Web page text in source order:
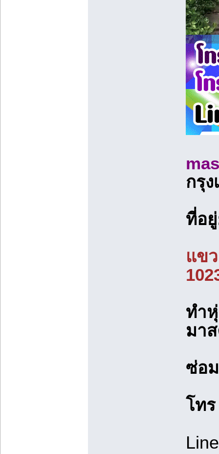
กรุ
ที่อ
แข
ทำ
มา
ซ่อ
โท